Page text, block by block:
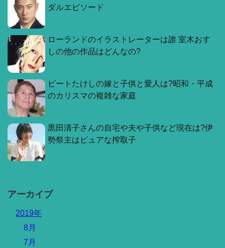
ダルエピソード
ローランドのイラストレーターは誰 室木おす
しの他の作品はどんなの?
ビートたけしの嫁と子供と愛人は?昭和・平成
のカリスマの複雑な家庭
黒田清子さんの自宅や夫や子供など現在は?伊
勢祭主はピュアな搾取子
アーカイブ
2019年
8月
7月